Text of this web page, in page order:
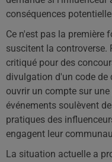
conséquences
Ce n'est pas la première
suscitent la controverse.
critiqué pour des
divulgation d'un code de
ouvrir un compte sur
événements soulèvent
pratiques des
engagent leur
La situation actuelle a